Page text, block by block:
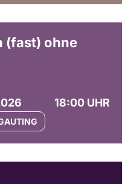
(fast) ohne
18:00 UHR